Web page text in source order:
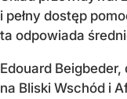
i pełny dostęp
ta odpowiada
Edouard
na Bliski Wschód i